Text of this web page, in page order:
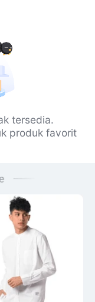
tersedia.
produk favorit